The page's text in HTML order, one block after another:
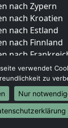
nach Zypern
nach Kroatien
nach Estland
nach Finnland
nach
nach
nach Italien
nach
nach
nach
verwendet
zu
Nur